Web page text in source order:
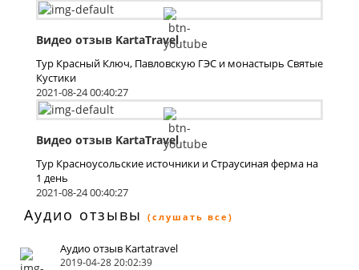
Видео отзыв KartaTravel
Тур Красный Ключ, Павловскую ГЭС и монастырь Святые
Кустики
2021-08-24 00:40:27
Видео отзыв KartaTravel
Тур Красноусольские источники и Страусиная ферма на
1 день
2021-08-24 00:40:27
Аудио отзывы (слушать все)
Аудио отзыв Kartatravel
2019-04-28 20:02:39